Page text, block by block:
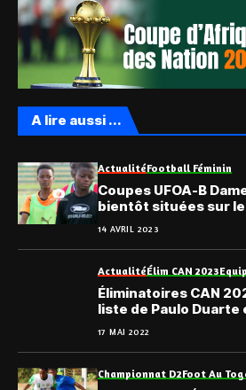
A lire aussi ...
ActualitéFootball Féminin
Coupes UFOA-B
bientôt situées sur
14 AVRIL 2023
ActualitéÉlim CAN 2023
Éliminatoires CAN
liste de Paulo Duarte
rendez-vous de juin
17 MAI 2022
Championnat D2Foot Au